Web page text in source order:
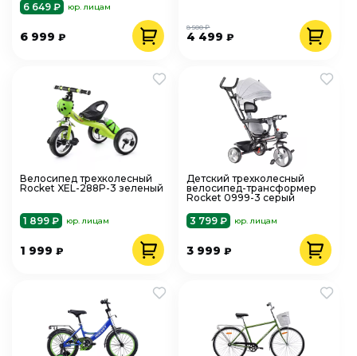
6 649 ₽
юр. лицам
6 999 ₽ 4 499₽
8 500 ₽
Велосипед трехколесный
Rocket XEL-288P-3 зеленый
1 899 ₽ юр. лицам
1 999 ₽
Детский трехколесный
велосипед-трансформер
Rocket 0999-3 серый
3 799 ₽
юр. лицам
3 999₽